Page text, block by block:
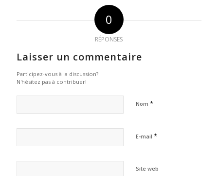
0
RÉPONSES
Laisser un commentaire
Participez-vous à la discussion?
N'hésitez pas à contribuer!
Nom *
E-mail *
Site web